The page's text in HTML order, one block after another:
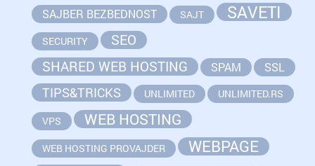
SAJBER BEZBEDNOST SAJT SAVETI
SECURITY
SEO
SHARED WEB HOSTING
SPAM SSL
TIPS&TRICKS UNLIMITED UNLIMITED.RS
VPS WEB HOSTING
WEB HOSTING PROVAJDER WEBPAGE